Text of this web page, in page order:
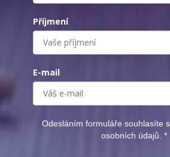
Příjmení
E-mail
Odesláním formuláře souhlasíte
osobních údajů. *